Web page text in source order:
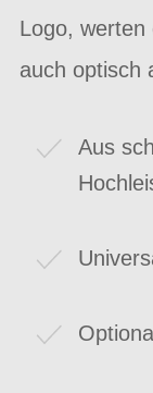
Logo, werten
auch optisch
Aus